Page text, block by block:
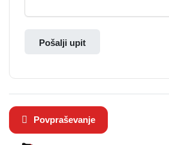
Pošalji upit
Povpraševanje